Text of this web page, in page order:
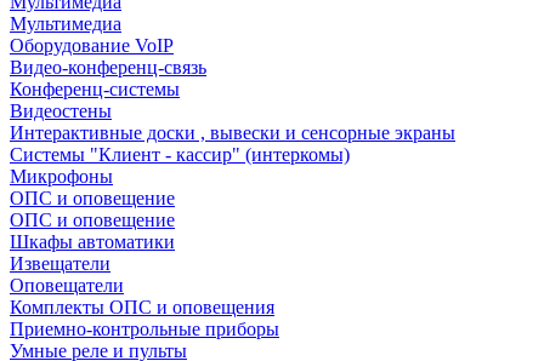
Мультимедиа
Оборудование VoIP
Видео-конференц-связь
Конференц-системы
Видеостены
Интерактивные доски , вывески и сенсорные экраны
Системы "Клиент - кассир" (интеркомы)
Микрофоны
ОПС и оповещение
ОПС и оповещение
Шкафы автоматики
Извещатели
Оповещатели
Комплекты ОПС и оповещения
Приемно-контрольные приборы
Умные реле и пульты